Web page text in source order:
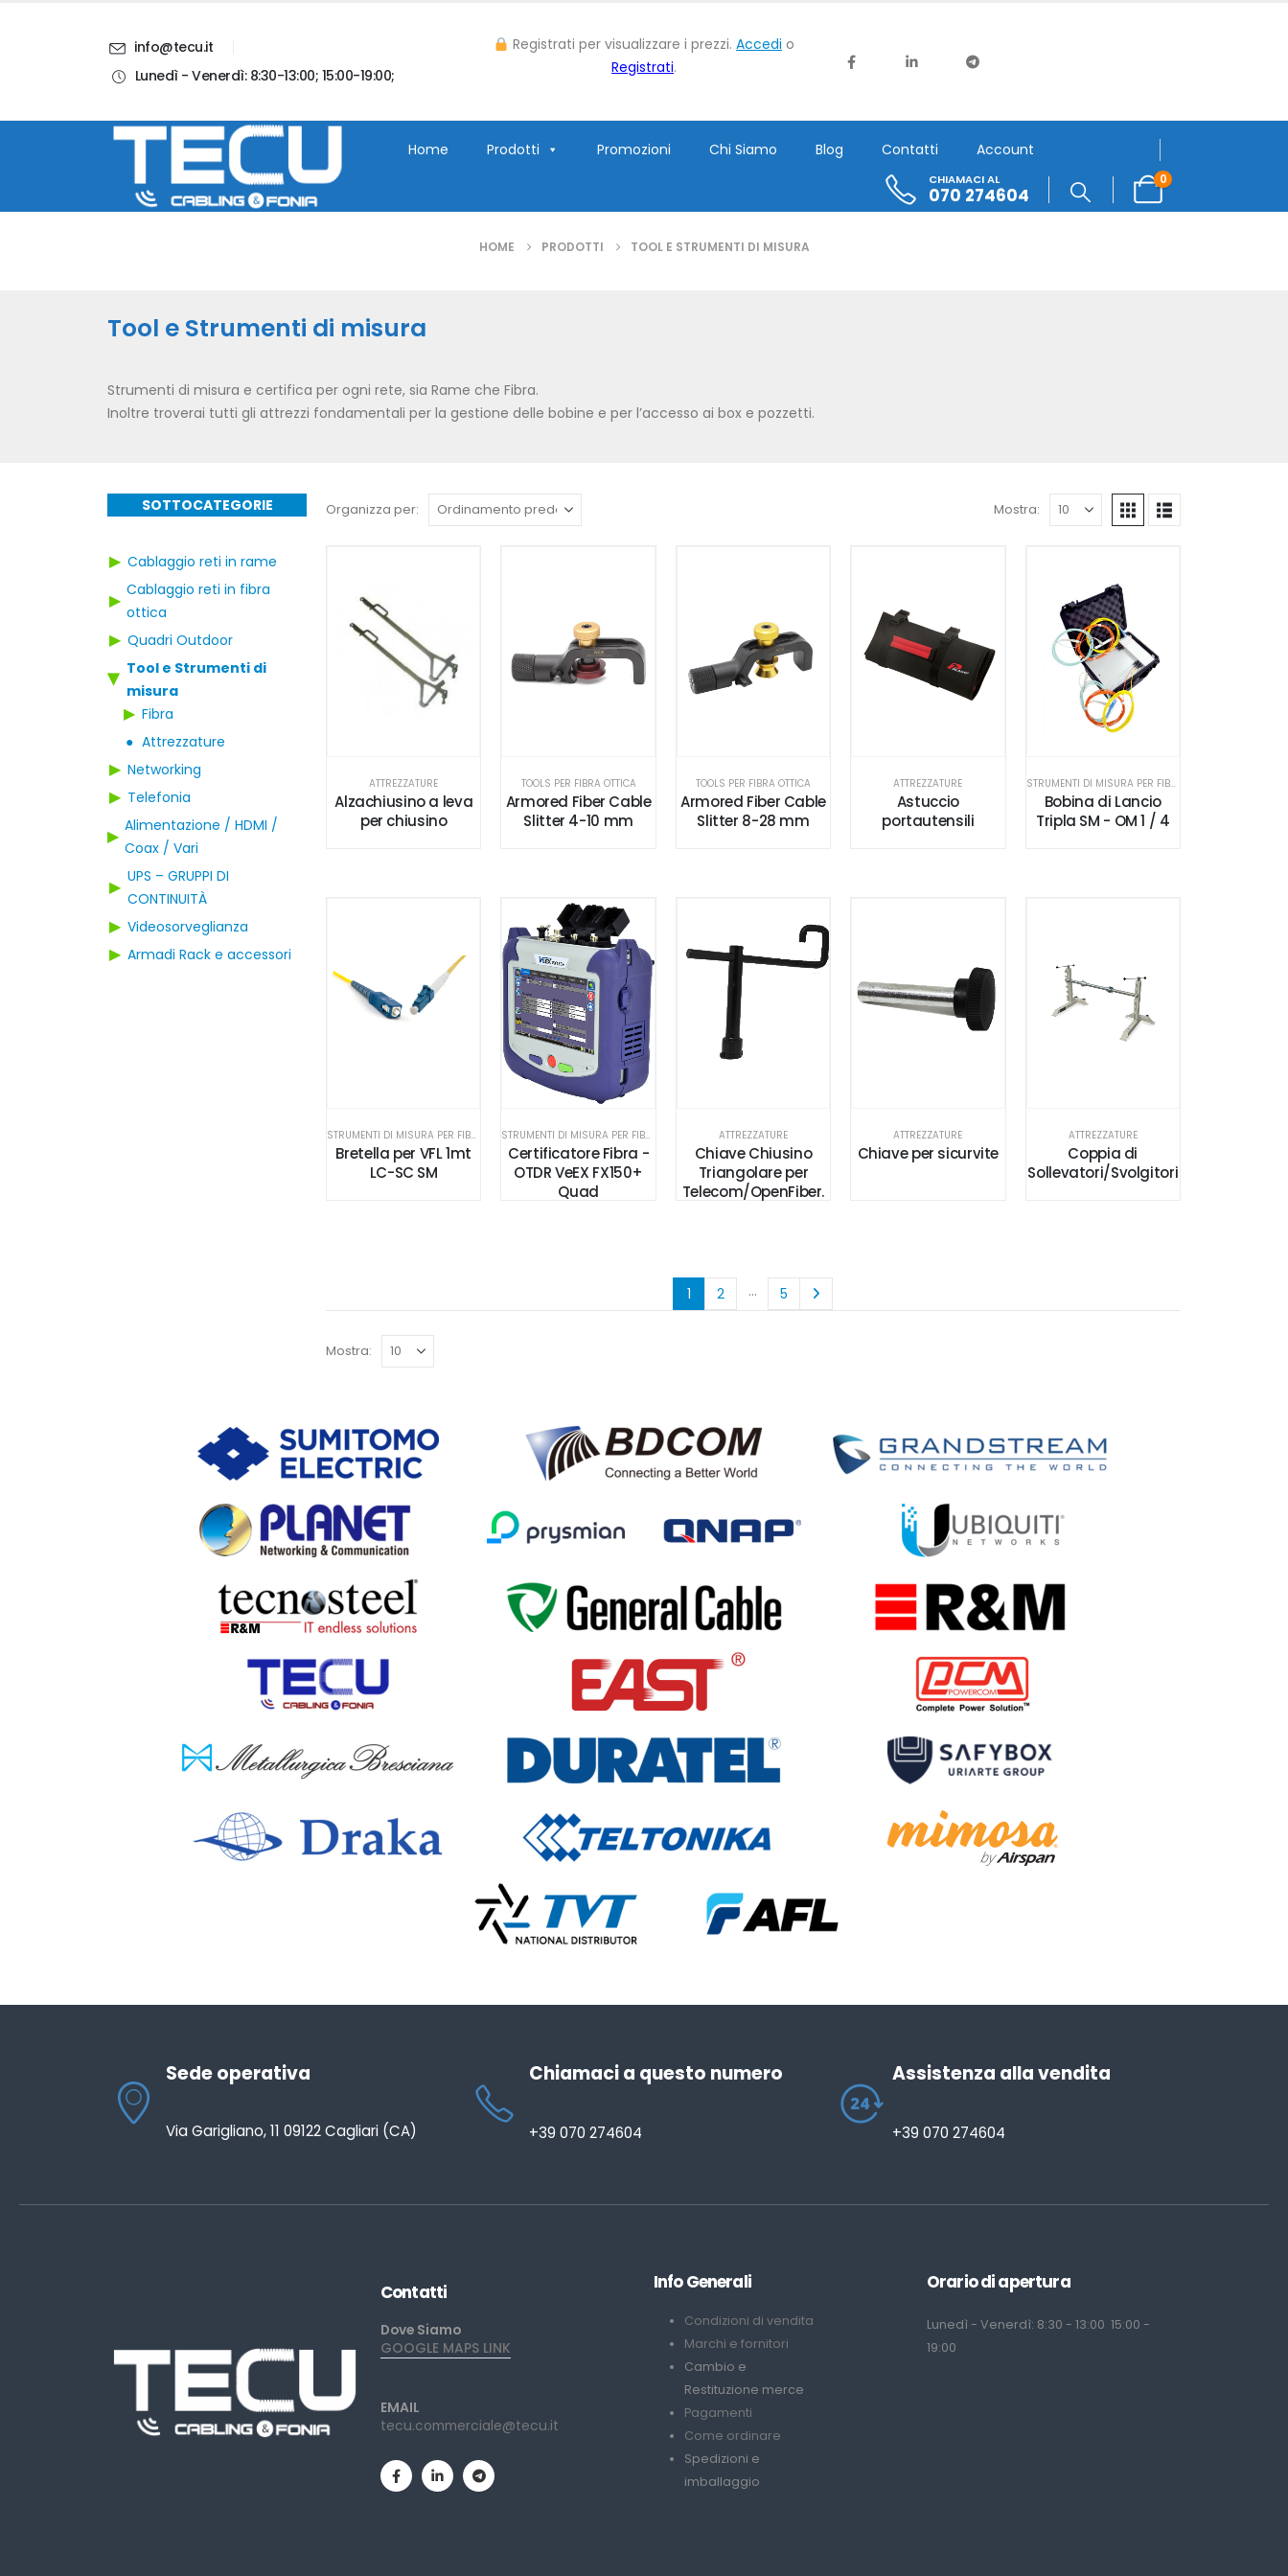
info@tecu.it
Lunedì - Venerdì: 8:30-13:00; 15:00-19:00;
Registrati per visualizzare i prezzi. Accedi o
Registrati.
Home Prodotti Promozioni Chi Siamo Blog Contatti Account
CHIAMACI AL
070 274604
0
HOME PRODOTTI TOOL E STRUMENTI DI MISURA
Tool e Strumenti di misura
Strumenti di misura e certifica per ogni rete, sia Rame che Fibra.
Inoltre troverai tutti gli attrezzi fondamentali per la gestione delle bobine e per l’accesso ai box e pozzetti.
SOTTOCATEGORIE
▶ Cablaggio reti in rame
▶ Cablaggio reti in fibra
ottica
▶ Quadri Outdoor
▶
Tool e Strumenti di
misura
▶ Fibra
● Attrezzature
▶ Networking
▶ Telefonia
▶ Alimentazione / HDMI /
Coax / Vari
▶ UPS – GRUPPI DI
CONTINUITÀ
▶ Videosorveglianza
▶ Armadi Rack e accessori
Organizza per: Mostra:
ATTREZZATURE
Alzachiusino a leva
per chiusino
TOOLS PER FIBRA OTTICA
Armored Fiber Cable
Slitter 4-10 mm
TOOLS PER FIBRA OTTICA
Armored Fiber Cable
Slitter 8-28 mm
ATTREZZATURE
Astuccio
portautensili
STRUMENTI DI MISURA PER FIBRA OTTICA
Bobina di Lancio
Tripla SM - OM 1 / 4
STRUMENTI DI MISURA PER FIBRA OTTICA
Bretella per VFL 1mt
LC-SC SM
STRUMENTI DI MISURA PER FIBRA OTTICA
Certificatore Fibra -
OTDR VeEX FX150+
Quad
ATTREZZATURE
Chiave Chiusino
Triangolare per
Telecom/OpenFiber.
ATTREZZATURE
Chiave per sicurvite
ATTREZZATURE
Coppia di
Sollevatori/Svolgitori
1 2 … 5
Mostra:
Sede operativa
Via Garigliano, 11 09122 Cagliari (CA)
Chiamaci a questo numero
+39 070 274604
Assistenza alla vendita
+39 070 274604
Contatti
Dove Siamo
GOOGLE MAPS LINK
EMAIL
tecu.commerciale@tecu.it
Info Generali
Condizioni di vendita
Marchi e fornitori
Cambio e
Restituzione merce
Pagamenti
Come ordinare
Spedizioni e
imballaggio
Orario di apertura
Lunedì - Venerdì: 8:30 - 13:00 15:00 -
19:00
Blog Contatti Account